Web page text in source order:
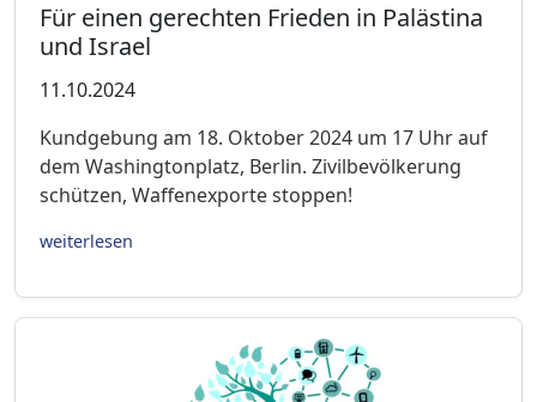
Für einen gerechten Frieden in Palästina
und Israel
11.10.2024
Kundgebung am 18. Oktober 2024 um 17 Uhr auf
dem Washingtonplatz, Berlin. Zivilbevölkerung
schützen, Waffenexporte stoppen!
weiterlesen